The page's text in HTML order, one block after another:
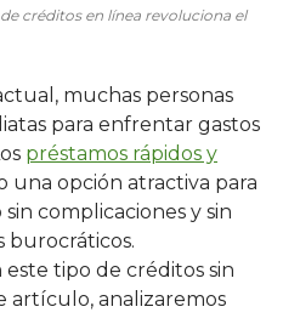
créditos en línea revoluciona el
muchas personas
para enfrentar gastos
préstamos rápidos y
una opción atractiva para
complicaciones y sin
burocráticos.
tipo de créditos sin
artículo, analizaremos